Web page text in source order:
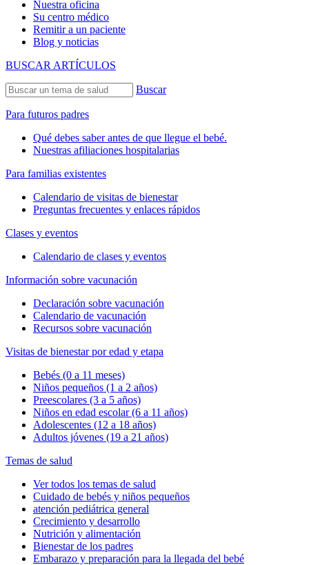
Nuestra oficina
Su centro médico
Remitir a un paciente
Blog y noticias
BUSCAR ARTÍCULOS
Buscar
Para futuros padres
Qué debes saber antes de que llegue el bebé.
Nuestras afiliaciones hospitalarias
Para familias existentes
Calendario de visitas de bienestar
Preguntas frecuentes y enlaces rápidos
Clases y eventos
Calendario de clases y eventos
Información sobre vacunación
Declaración sobre vacunación
Calendario de vacunación
Recursos sobre vacunación
Visitas de bienestar por edad y etapa
Bebés (0 a 11 meses)
Niños pequeños (1 a 2 años)
Preescolares (3 a 5 años)
Niños en edad escolar (6 a 11 años)
Adolescentes (12 a 18 años)
Adultos jóvenes (19 a 21 años)
Temas de salud
Ver todos los temas de salud
Cuidado de bebés y niños pequeños
atención pediátrica general
Crecimiento y desarrollo
Nutrición y alimentación
Bienestar de los padres
Embarazo y preparación para la llegada del bebé